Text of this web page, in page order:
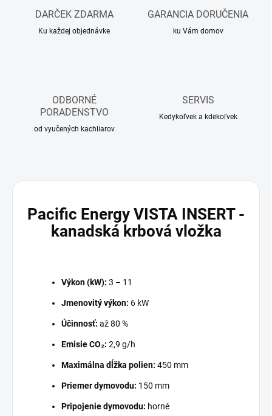
DARČEK ZDARMA
Ku každej objednávke
GARANCIA DORUČENIA
ku Vám domov
ODBORNÉ
PORADENSTVO
od vyučených kachliarov
SERVIS
Kedykoľvek a kdekoľvek
Pacific Energy VISTA INSERT -
kanadská krbová vložka
Výkon (kW): 3 – 11
Jmenovitý výkon: 6 kW
Účinnosť: až 80 %
Emisie CO₂: 2,9 g/h
Maximálna dĺžka polien: 450 mm
Priemer dymovodu: 150 mm
Pripojenie dymovodu: horné